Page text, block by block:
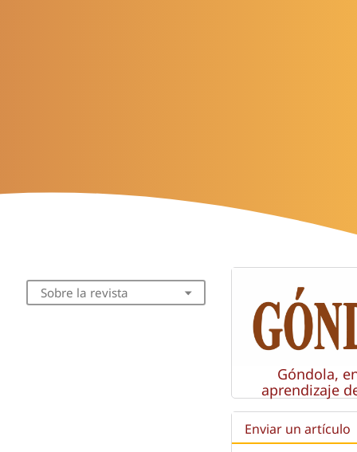
Sobre la revista
Góndola,
aprendizaje
Enviar un artículo